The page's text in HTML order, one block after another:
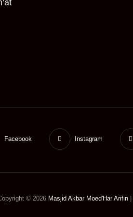
Facebook Instagram
© 2026 Masjid Akbar Moed'Har Arifin |